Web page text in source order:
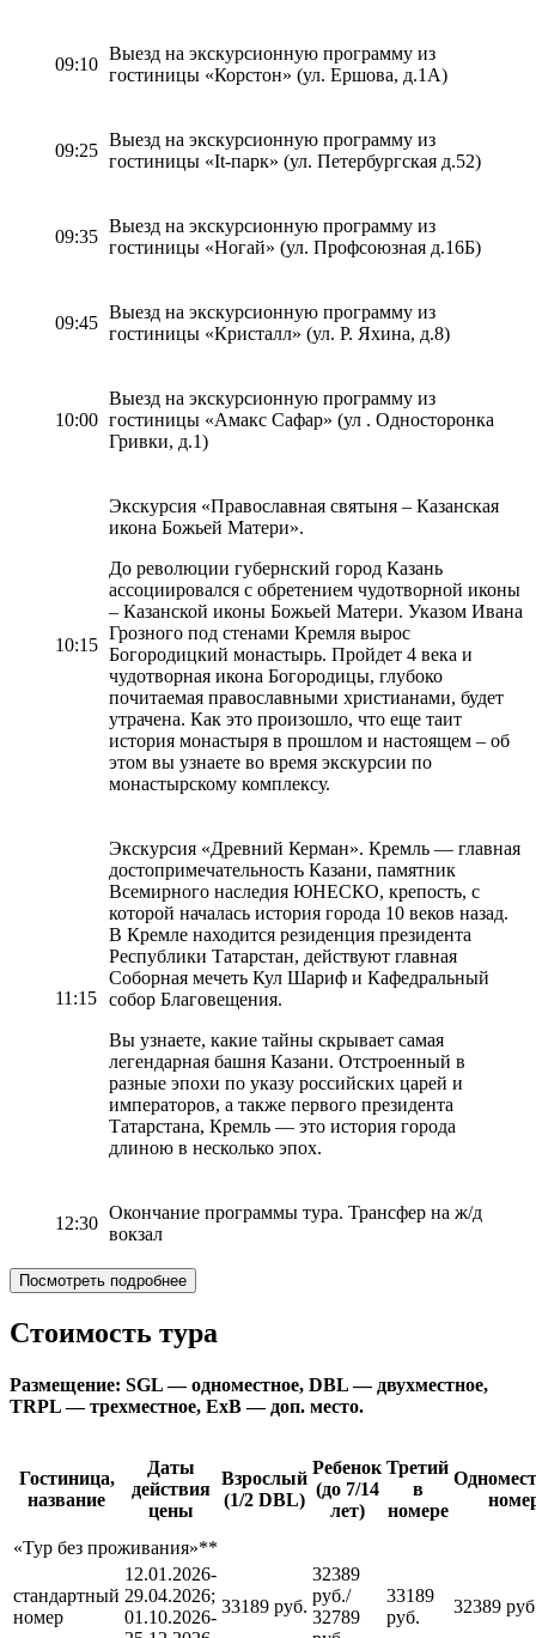
09:10
Выезд на экскурсионную программу из
гостиницы «Корстон» (ул. Ершова, д.1А)
09:25
Выезд на экскурсионную программу из
гостиницы «It-парк» (ул. Петербургская д.52)
09:35
Выезд на экскурсионную программу из
гостиницы «Ногай» (ул. Профсоюзная д.16Б)
09:45
Выезд на экскурсионную программу из
гостиницы «Кристалл» (ул. Р. Яхина, д.8)
10:00
Выезд на экскурсионную программу из
гостиницы «Амакс Сафар» (ул . Односторонка
Гривки, д.1)
10:15
Экскурсия «Православная святыня – Казанская
икона Божьей Матери».
До революции губернский город Казань
ассоциировался с обретением чудотворной иконы
– Казанской иконы Божьей Матери. Указом Ивана
Грозного под стенами Кремля вырос
Богородицкий монастырь. Пройдет 4 века и
чудотворная икона Богородицы, глубоко
почитаемая православными христианами, будет
утрачена. Как это произошло, что еще таит
история монастыря в прошлом и настоящем – об
этом вы узнаете во время экскурсии по
монастырскому комплексу.
11:15
Экскурсия «Древний Керман». Кремль — главная
достопримечательность Казани, памятник
Всемирного наследия ЮНЕСКО, крепость, с
которой началась история города 10 веков назад.
В Кремле находится резиденция президента
Республики Татарстан, действуют главная
Соборная мечеть Кул Шариф и Кафедральный
собор Благовещения.
Вы узнаете, какие тайны скрывает самая
легендарная башня Казани. Отстроенный в
разные эпохи по указу российских царей и
императоров, а также первого президента
Татарстана, Кремль — это история города
длиною в несколько эпох.
12:30
Окончание программы тура. Трансфер на ж/д
вокзал
Посмотреть подробнее
Стоимость тура
Размещение: SGL— одноместное, DBL— двухместное,
TRPL— трехместное, ExB— доп. место.
Гостиница,
название
Даты
действия
цены
Взрослый
(1/2 DBL)
Ребенок
(до 7/14
лет)
Третий
в
номере
«Тур без проживания»**
стандартный
номер
12.01.2026-
29.04.2026;
01.10.2026-
33189 руб.
32389
руб./
32789
33189
руб.
32389